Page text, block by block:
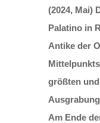
(2024, Mai)
Palatino in
Antike der
größten
Am Ende